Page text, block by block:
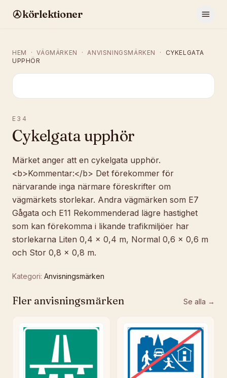
körlektioner
HEM · VÄGMÄRKEN · ANVISNINGSMÄRKEN ·
CYKELGATA
UPPHÖR
E34
Cykelgata upphör
Märket anger att en cykelgata upphör.
<b>Kommentar:</b> Det förekommer för
närvarande inga närmare föreskrifter om
vägmärkets storlekar. Andra vägmärken som E7
Gågata och E11 Rekommenderad lägre hastighet
som kan förekomma i likande trafikmiljöer har
storlekarna Liten 0,4 x 0,4 m, Normal 0,6 x 0,6 m
och Stor 0,8 x 0,8 m.
Kategori: Anvisningsmärken
Fler anvisningsmärken Se alla →